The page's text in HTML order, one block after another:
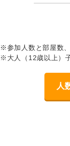
※参加人数と部屋数
※大人（12歳以上）
人